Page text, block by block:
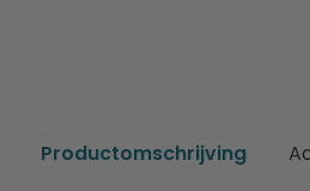
Productomschrijving